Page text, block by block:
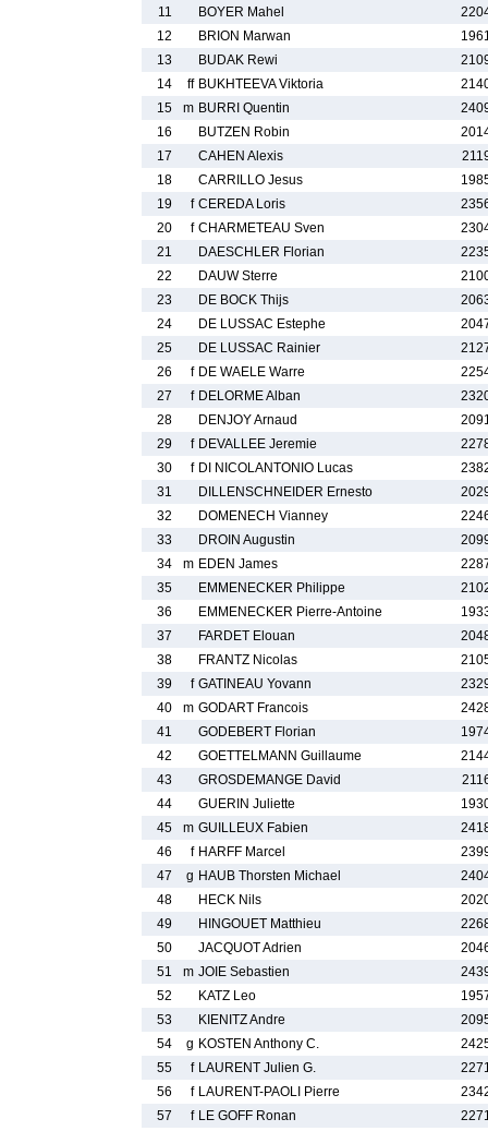
11
BOYER Mahel
12
BRION Marwan
13
BUDAK Rewi
14
ff BUKHTEEVA Viktoria
15
m BURRI Quentin
16
BUTZEN Robin
17
CAHEN Alexis
18
CARRILLO Jesus
19
f CEREDA Loris
20
f CHARMETEAU Sven
21
DAESCHLER Florian
22
DAUW Sterre
23
DE BOCK Thijs
24
DE LUSSAC Estephe
25
DE LUSSAC Rainier
26
f DE WAELE Warre
27
f DELORME Alban
28
DENJOY Arnaud
29
f DEVALLEE Jeremie
30
f DI NICOLANTONIO Lucas
31
DILLENSCHNEIDER Ernesto
32
DOMENECH Vianney
33
DROIN Augustin
34
m EDEN James
35
EMMENECKER Philippe
36
EMMENECKER Pierre-Antoine
37
FARDET Elouan
38
FRANTZ Nicolas
39
f GATINEAU Yovann
40
m GODART Francois
41
GODEBERT Florian
42
GOETTELMANN Guillaume
43
GROSDEMANGE David
44
GUERIN Juliette
45
m GUILLEUX Fabien
46
f HARFF Marcel
47
g HAUB Thorsten Michael
48
HECK Nils
49
HINGOUET Matthieu
50
JACQUOT Adrien
51
m JOIE Sebastien
52
KATZ Leo
53
KIENITZ Andre
54
g KOSTEN Anthony C.
55
f LAURENT Julien G.
56
f LAURENT-PAOLI Pierre
57
f LE GOFF Ronan